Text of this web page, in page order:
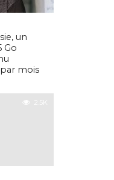
un
Go
mois
2.5K